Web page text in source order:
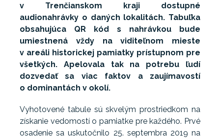
v Trenčianskom kraji dostupné
audionahrávky o daných lokalitách. Tabuľka
obsahujúca QR kód s nahrávkou bude
umiestnená vždy na viditeľnom mieste
v areáli historickej pamiatky prístupnom pre
všetkých. Apelovala tak na potrebu ľudí
dozvedať sa viac faktov a zaujímavostí
o dominantách v okolí.
Vyhotovené tabule sú skvelým prostriedkom na
získanie vedomostí o pamiatke pre každého. Prvé
osadenie sa uskutočnilo 25. septembra 2019 na